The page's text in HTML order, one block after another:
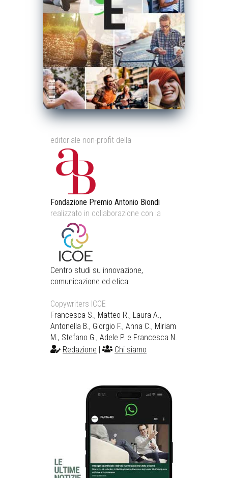
editoriale non-profit della
Fondazione Premio Antonio Biondi
realizzato in collaborazione con la
Centro studi su innovazione,
comunicazione ed etica.
Copywriters ICOE
Francesca S., Matteo R., Laura A.,
Antonella B., Giorgio F., Anna C., Miriam
M., Stefano G., Adele P. e Francesca N.
Redazione
Chi siamo